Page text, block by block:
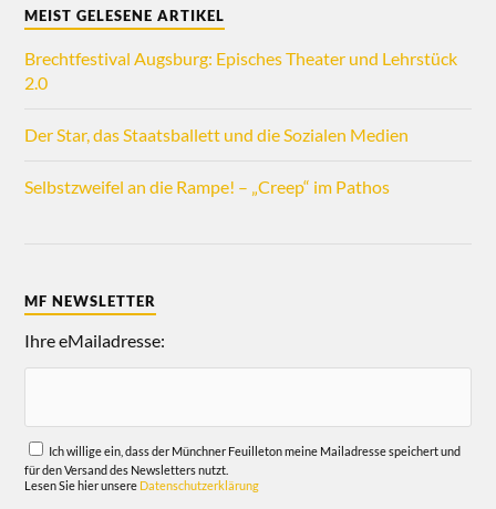
MEIST GELESENE ARTIKEL
Brechtfestival Augsburg: Episches Theater und Lehrstück
2.0
Der Star, das Staatsballett und die Sozialen Medien
Selbstzweifel an die Rampe! – „Creep“ im Pathos
MF NEWSLETTER
Ihre eMailadresse:
Ich willige ein, dass der Münchner Feuilleton meine Mailadresse speichert und
für den Versand des Newsletters nutzt.
Lesen Sie hier unsere Datenschutzerklärung